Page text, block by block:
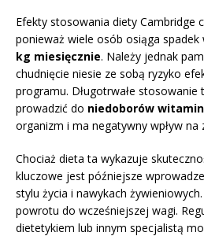
Efekty stosowania diety Cambridge
ponieważ wiele osób osiąga spadek
kg miesięcznie. Należy jednak
chudnięcie niesie ze sobą ryzyko
programu. Długotrwałe
prowadzić do niedoborów witamin
organizm i ma negatywny wpływ na
Chociaż dieta ta wykazuje
kluczowe jest późniejsze
stylu życia i nawykach
powrotu do wcześniejszej wagi.
dietetykiem lub innym specjalistą